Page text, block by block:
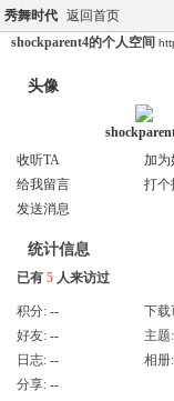
秀舞时代 返回首页
shockparent4的个人空间
头像
收听TA
加为
给我留言
打个
发送消息
统计信息
已有 5 人来访过
积分: -- 下载
好友: -- 主题:
日志: -- 相册:
分享: --